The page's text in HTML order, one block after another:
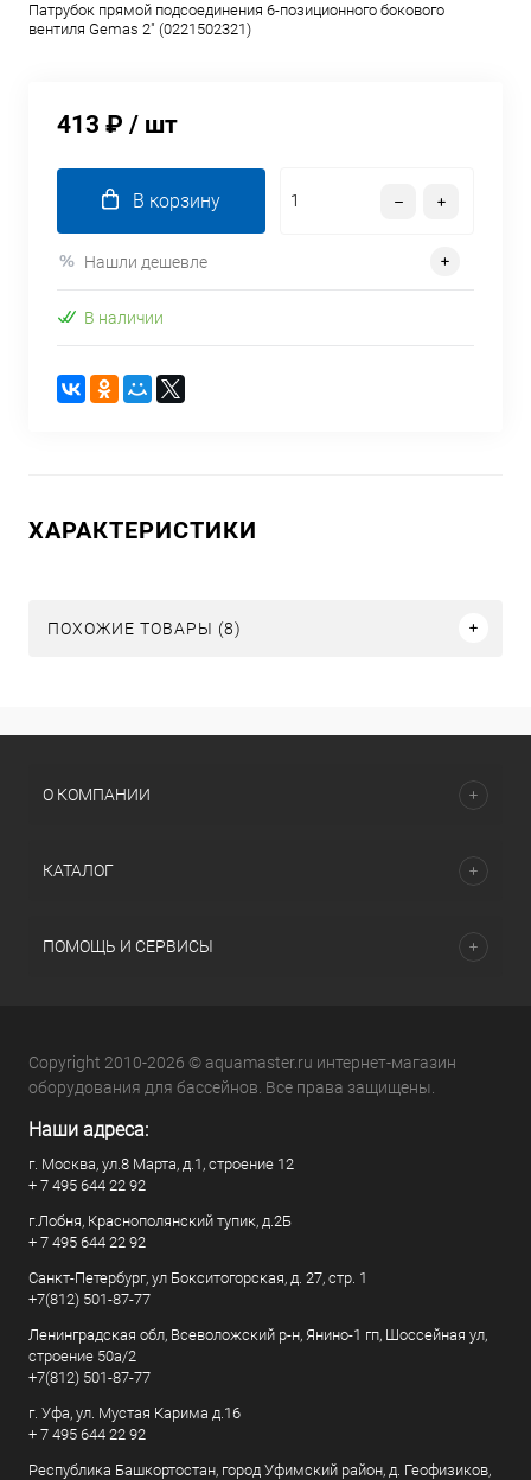
Патрубок прямой подсоединения 6-позиционного бокового
вентиля Gemas 2" (0221502321)
413 ₽ / шт
В корзину
Нашли дешевле
В наличии
ХАРАКТЕРИСТИКИ
ПОХОЖИЕ ТОВАРЫ (8)
О КОМПАНИИ
КАТАЛОГ
ПОМОЩЬ И СЕРВИСЫ
Copyright 2010-2026 © aquamaster.ru интернет-магазин
оборудования для бассейнов. Все права защищены.
Наши адреса:
г. Москва, ул.8 Марта, д.1, строение 12
+ 7 495 644 22 92
г.Лобня, Краснополянский тупик, д.2Б
+ 7 495 644 22 92
Санкт-Петербург, ул Бокситогорская, д. 27, стр. 1
+7(812) 501-87-77
Ленинградская обл, Всеволожский р-н, Янино-1 гп, Шоссейная ул,
строение 50а/2
+7(812) 501-87-77
г. Уфа, ул. Мустая Карима д.16
+ 7 495 644 22 92
Республика Башкортостан, город Уфимский район, д. Геофизиков,